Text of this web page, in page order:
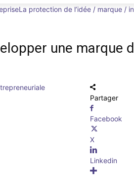
La protection de l’idée / marque /
une marque
Partager
Facebook
X
Linkedin